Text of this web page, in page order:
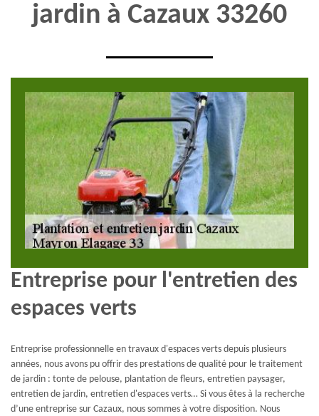
jardin à Cazaux 33260
Entreprise pour l'entretien des
espaces verts
Entreprise professionnelle en travaux d'espaces verts depuis plusieurs
années, nous avons pu offrir des prestations de qualité pour le traitement
de jardin : tonte de pelouse, plantation de fleurs, entretien paysager,
entretien de jardin, entretien d'espaces verts… Si vous êtes à la recherche
d’une entreprise sur Cazaux, nous sommes à votre disposition. Nous